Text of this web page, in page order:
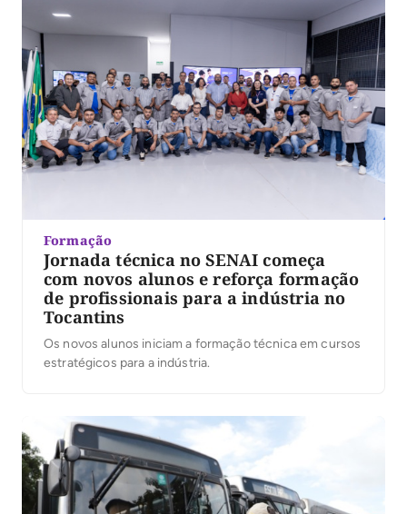
Formação
Jornada técnica no SENAI começa
com novos alunos e reforça formação
de profissionais para a indústria no
Tocantins
Os novos alunos iniciam a formação técnica em cursos
estratégicos para a indústria.